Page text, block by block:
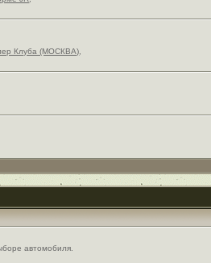
Клуба (МОСКВА)
автомобиля.